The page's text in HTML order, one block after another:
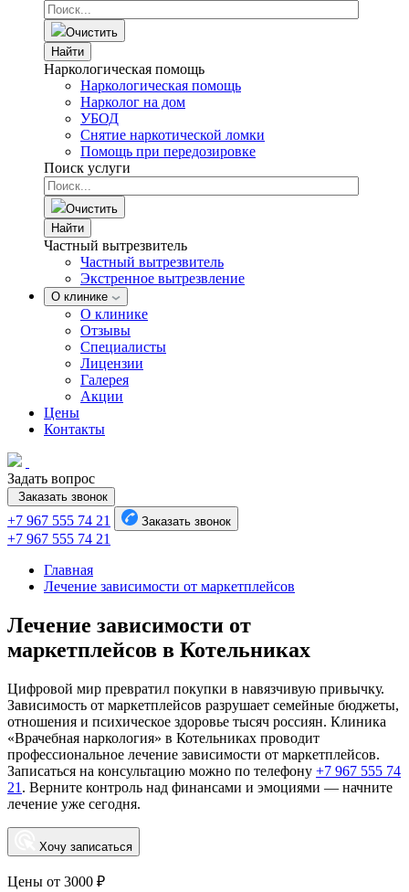
Очистить
Найти
Наркологическая помощь
Наркологическая помощь
Нарколог на дом
УБОД
Снятие наркотической ломки
Помощь при передозировке
Поиск услуги
Очистить
Найти
Частный вытрезвитель
Частный вытрезвитель
Экстренное вытрезвление
О клинике
О клинике
Отзывы
Специалисты
Лицензии
Галерея
Акции
Цены
Контакты
Задать вопрос
Заказать звонок
+7 967 555 74 21 Заказать звонок
+7 967 555 74 21
Главная
Лечение зависимости от маркетплейсов
Лечение зависимости от
маркетплейсов в Котельниках
Цифровой мир превратил покупки в навязчивую привычку.
Зависимость от маркетплейсов разрушает семейные бюджеты,
отношения и психическое здоровье тысяч россиян. Клиника
«Врачебная наркология» в Котельниках проводит
профессиональное лечение зависимости от маркетплейсов.
Записаться на консультацию можно по телефону +7 967 555 74
21 . Верните контроль над финансами и эмоциями — начните
лечение уже сегодня.
Хочу записаться
Цены от 3000 ₽